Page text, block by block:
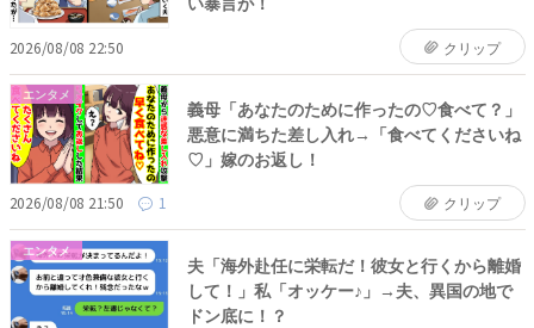
2026/08/08 22:50 クリップ
エンタメ
義母「あなたのために作ったの♡食べて？」
悪意に満ちた差し入れ→「食べてくださいね
♡」嫁のお返し！
2026/08/08 21:50 1 クリップ
エンタメ
夫「海外赴任に栄転だ！彼女と行くから離婚
して！」私「オッケー♪」→夫、異国の地で
ドン底に！？